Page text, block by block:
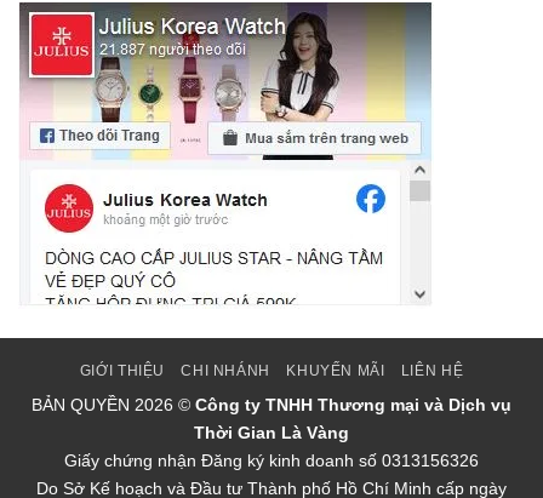
GIỚI THIỆU CHI NHÁNH KHUYẾN MÃI LIÊN HỆ
BẢN QUYỀN 2026 © Công ty TNHH Thương mại và Dịch vụ
Thời Gian Là Vàng
Giấy chứng nhận Đăng ký kinh doanh số 0313156326
Do Sở Kế hoạch và Đầu tư Thành phố Hồ Chí Minh cấp ngày